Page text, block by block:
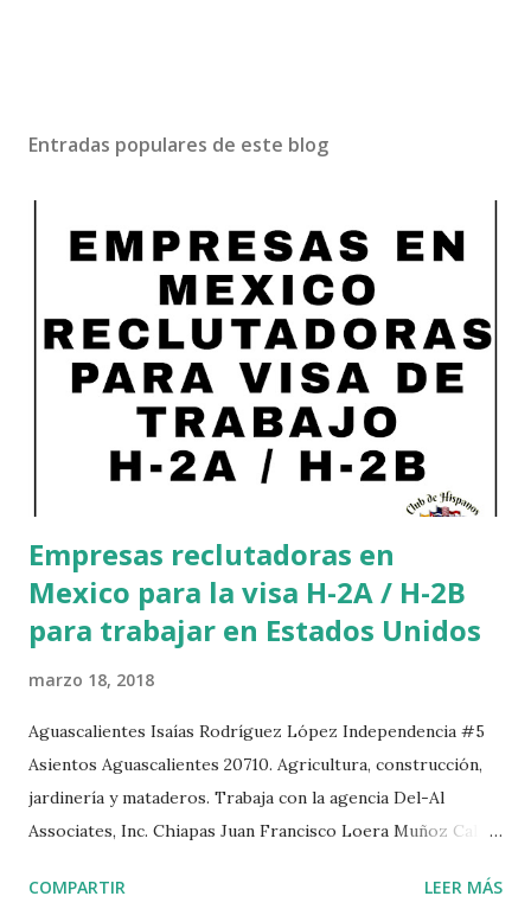
Entradas populares de este blog
Empresas reclutadoras en
Mexico para la visa H-2A / H-2B
para trabajar en Estados Unidos
marzo 18, 2018
Aguascalientes Isaías Rodríguez López Independencia #5
Asientos Aguascalientes 20710. Agricultura, construcción,
jardinería y mataderos. Trabaja con la agencia Del-Al
Associates, Inc. Chiapas Juan Francisco Loera Muñoz Calle
Confederación Nacional de Productores Mexicanos, S.A.
COMPARTIR LEER MÁS